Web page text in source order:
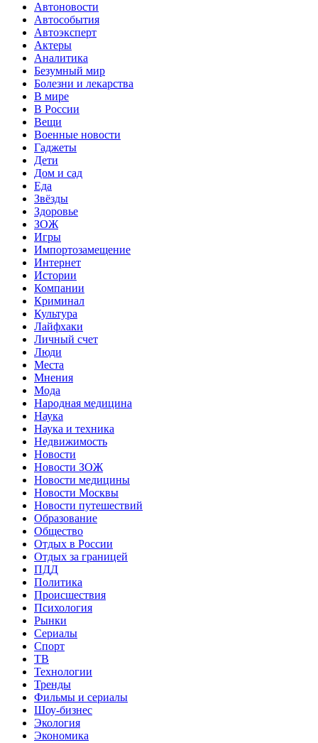
Автоновости
Автособытия
Автоэксперт
Актеры
Аналитика
Безумный мир
Болезни и лекарства
В мире
В России
Вещи
Военные новости
Гаджеты
Дети
Дом и сад
Еда
Звёзды
Здоровье
ЗОЖ
Игры
Импортозамещение
Интернет
Истории
Компании
Криминал
Культура
Лайфхаки
Личный счет
Люди
Места
Мнения
Мода
Народная медицина
Наука
Наука и техника
Недвижимость
Новости
Новости ЗОЖ
Новости медицины
Новости Москвы
Новости путешествий
Образование
Общество
Отдых в России
Отдых за границей
ПДД
Политика
Происшествия
Психология
Рынки
Сериалы
Спорт
ТВ
Технологии
Тренды
Фильмы и сериалы
Шоу-бизнес
Экология
Экономика